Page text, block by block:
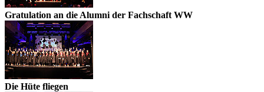
Gratulation an die Alumni der Fachschaft WW
Die Hüte fliegen